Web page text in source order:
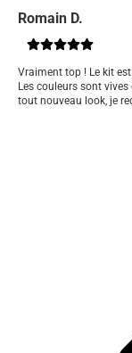
Romain D.
Vraiment top ! Le kit
Les couleurs sont
tout nouveau look, je